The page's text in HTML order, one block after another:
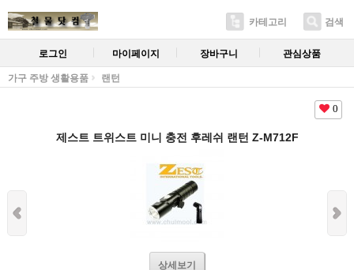
카테고리 검색
로그인 마이페이지 장바구니 관심상품
가구 주방 생활용품 랜턴
0
제스트 트위스트 미니 충전 후레쉬 랜턴 Z-M712F
상세보기